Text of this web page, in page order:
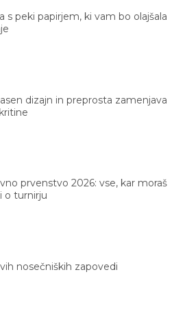
s peki papirjem, ki vam bo olajšala
dizajn in preprosta zamenjava
prvenstvo 2026: vse, kar moraš
o turnirju
nosečniških zapovedi